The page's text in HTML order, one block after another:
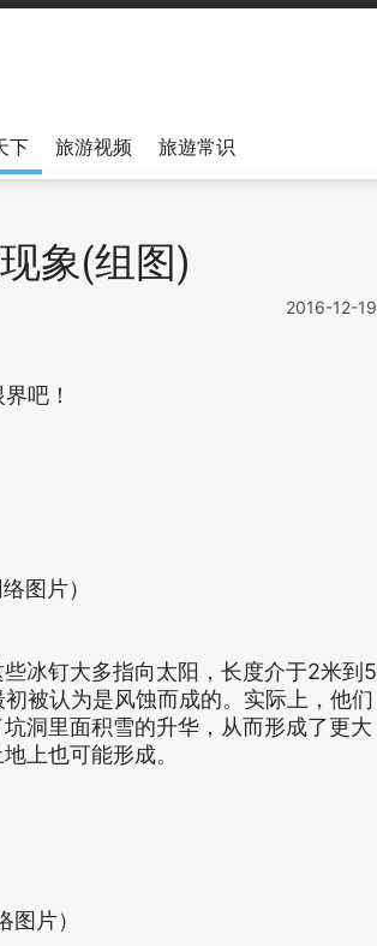
下 旅游视频 旅遊常识
象(组图)
2016-12-19
吧！
图片）
冰钉大多指向太阳，长度介于2米到5
被认为是风蚀而成的。实际上，他们
洞里面积雪的升华，从而形成了更大
上也可能形成。
图片）